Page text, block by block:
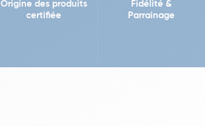
Origine des produits
certifiée
Fidélité &
Parrainage